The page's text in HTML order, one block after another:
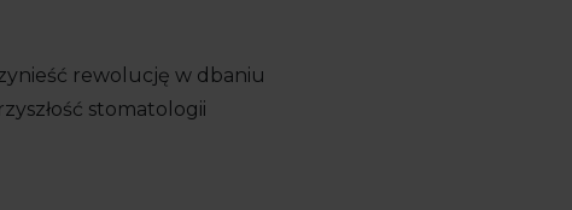
rewolucję w dbaniu
stomatologii